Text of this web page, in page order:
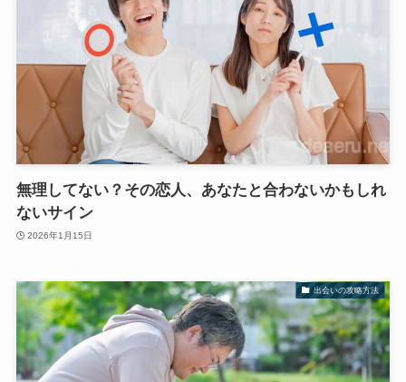
無理してない？その恋人、あなたと合わないかもしれ
ないサイン
2026年1月15日
出会いの攻略方法